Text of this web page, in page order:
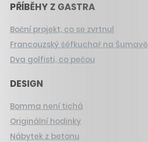
PŘÍBĚHY Z GASTRA
Boční projekt, co se zvrtnul
Francouzský šéfkuchař na Šumavě
Dva golfisti, co pečou
DESIGN
Bomma není tichá
Originální hodinky
Nábytek z betonu